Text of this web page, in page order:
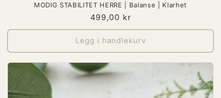
MODIG STABILITET HERRE | Balanse | Klarhet
Vanlig
pris
499,00 kr
Legg i handlekurv